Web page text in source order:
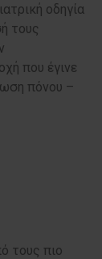
οδηγία
τους
που έγινε
πόνου –
τους πιο